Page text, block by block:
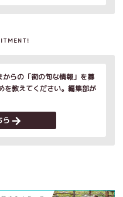
らの「街の旬な情報」を募
を教えてください。編集部が
ら